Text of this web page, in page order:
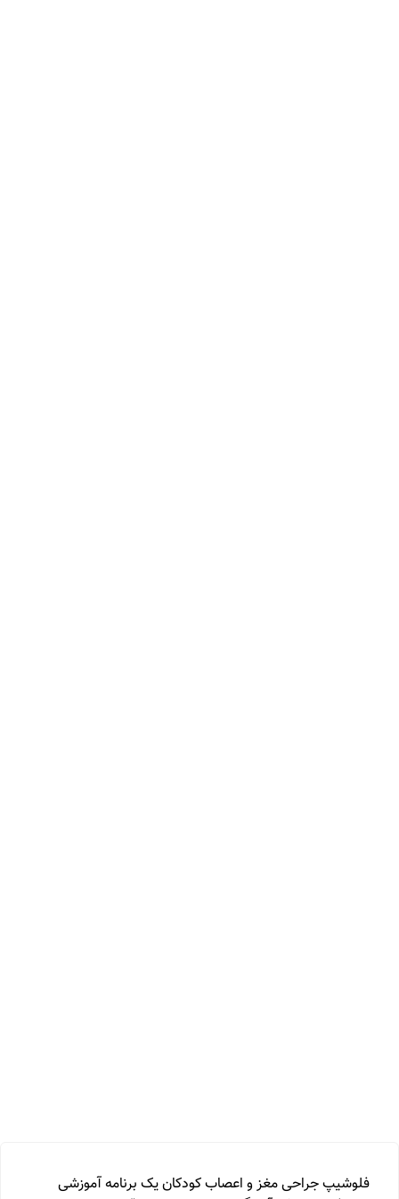
فلوشیپ جراحی مغز و اعصاب کودکان یک برنامه آموزشی